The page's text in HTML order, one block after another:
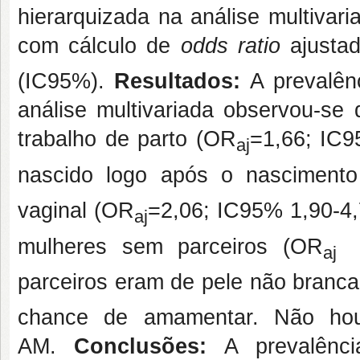
hierarquizada na análise
com cálculo de odds ratio
(IC95%). Resultados: A
análise multivariada observou-se
trabalho de parto (ORaj=1,66;
nascido logo após o
vaginal (ORaj=2,06; IC95% 1,90-
mulheres sem parceiros (ORaj
parceiros eram de pele não
chance de amamentar. Não
AM.
Conclusões: A